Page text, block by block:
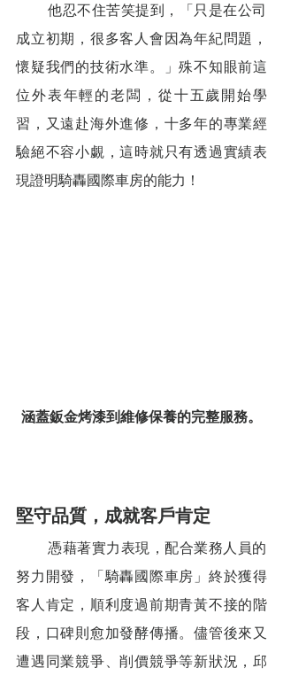
        他忍不住苦笑提到，「只是在公司
成立初期，很多客人會因為年紀問題，
懷疑我們的技術水準。」殊不知眼前這
位外表年輕的老闆，從十五歲開始學
習，又遠赴海外進修，十多年的專業經
驗絕不容小覷，這時就只有透過實績表
現證明騎轟國際車房的能力！
涵蓋鈑金烤漆到維修保養的完整服務。
堅守品質，成就客戶肯定
努力開發，「騎轟國際車房」終於獲得
客人肯定，順利度過前期青黃不接的階
段，口碑則愈加發酵傳播。儘管後來又
遭遇同業競爭、削價競爭等新狀況，邱